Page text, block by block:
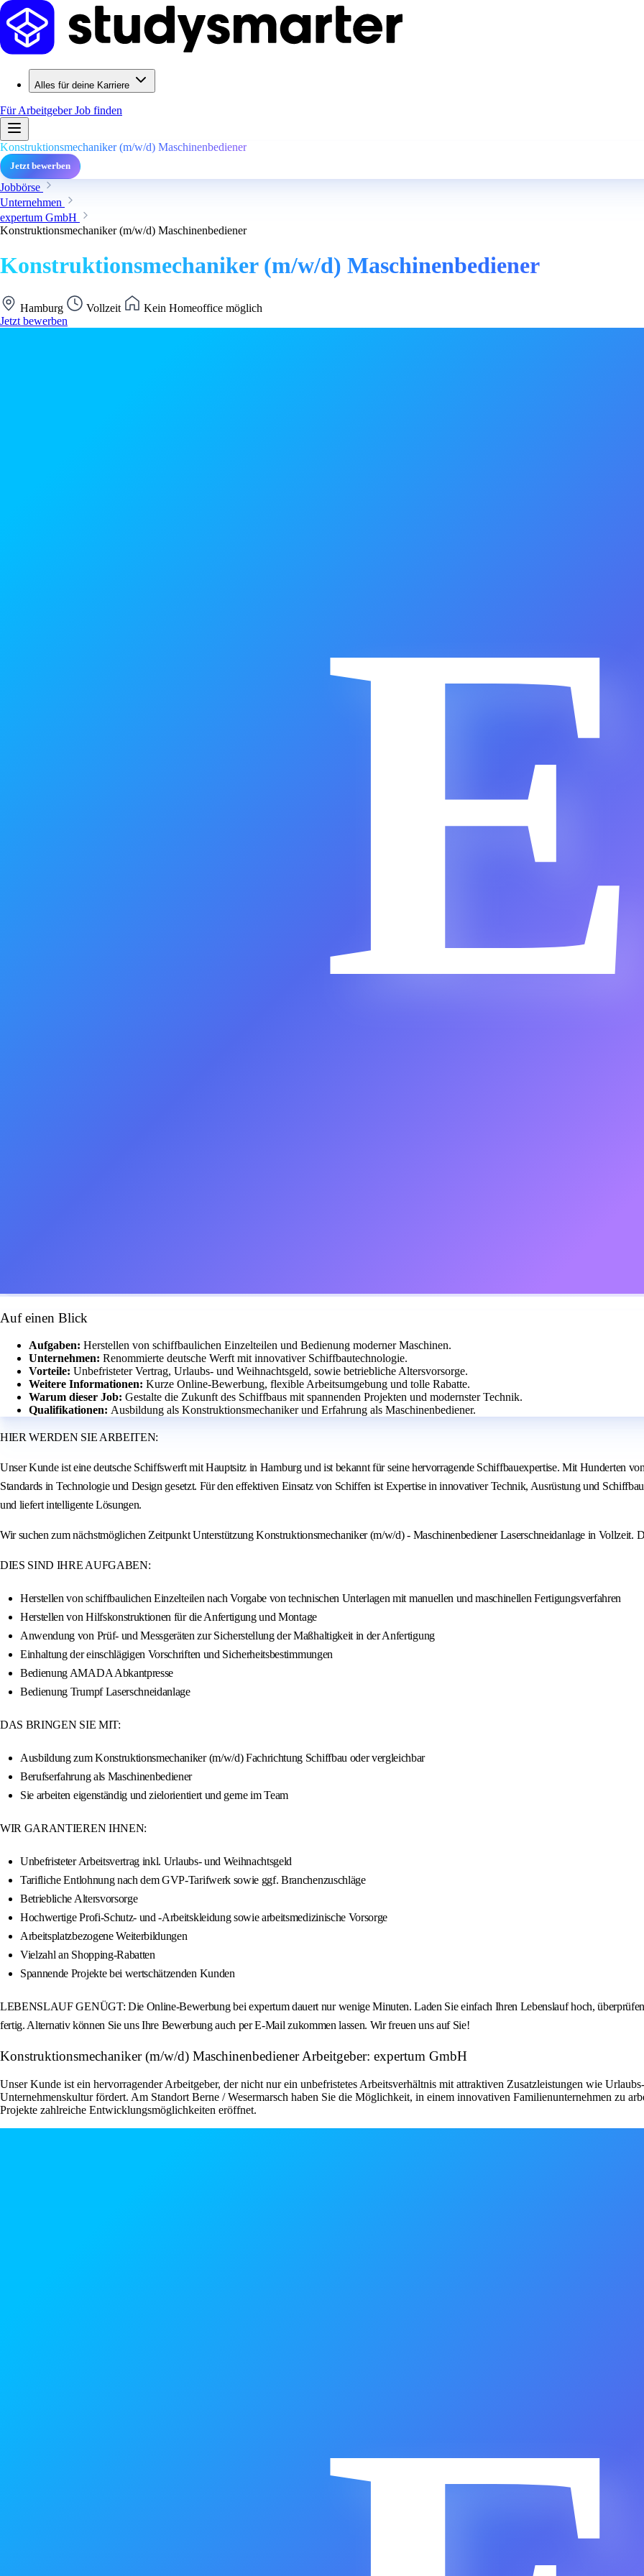
Alles für deine Karriere
Für ArbeitgeberJob finden
Konstruktionsmechaniker (m/w/d) Maschinenbediener
Jetzt bewerben
Jobbörse
Unternehmen
expertum GmbH
Konstruktionsmechaniker (m/w/d) Maschinenbediener
Konstruktionsmechaniker (m/w/d) Maschinenbediener
Hamburg Vollzeit
Kein Homeoffice möglich
Jetzt bewerben
E
Auf einen Blick
Aufgaben: Herstellen von schiffbaulichen Einzelteilen und Bedienung moderner Maschinen.
Unternehmen: Renommierte deutsche Werft mit innovativer Schiffbautechnologie.
Vorteile: Unbefristeter Vertrag, Urlaubs- und Weihnachtsgeld, sowie betriebliche Altersvorsorge.
Weitere Informationen: Kurze Online-Bewerbung, flexible Arbeitsumgebung und tolle Rabatte.
Warum dieser Job: Gestalte die Zukunft des Schiffbaus mit spannenden Projekten und modernster Technik.
Qualifikationen: Ausbildung als Konstruktionsmechaniker und Erfahrung als Maschinenbediener.
HIER WERDEN SIE ARBEITEN:
Unser Kunde ist eine deutsche Schiffswerft mit Hauptsitz in Hamburg und ist bekannt für seine hervorragende Schiffbauexpertise. Mit Hunderten
Standards in Technologie und Design gesetzt. Für den effektiven Einsatz von Schiffen ist Expertise in innovativer Technik, Ausrüstung und
und liefert intelligente Lösungen.
Wir suchen zum nächstmöglichen Zeitpunkt Unterstützung Konstruktionsmechaniker (m/w/d) - Maschinenbediener Laserschneidanlage in
DIES SIND IHRE AUFGABEN:
Herstellen von schiffbaulichen Einzelteilen nach Vorgabe von technischen Unterlagen mit manuellen und maschinellen Fertigungsverfahren
Herstellen von Hilfskonstruktionen für die Anfertigung und Montage
Anwendung von Prüf- und Messgeräten zur Sicherstellung der Maßhaltigkeit in der Anfertigung
Einhaltung der einschlägigen Vorschriften und Sicherheitsbestimmungen
Bedienung AMADA Abkantpresse
Bedienung Trumpf Laserschneidanlage
DAS BRINGEN SIE MIT:
Ausbildung zum Konstruktionsmechaniker (m/w/d) Fachrichtung Schiffbau oder vergleichbar
Berufserfahrung als Maschinenbediener
Sie arbeiten eigenständig und zielorientiert und gerne im Team
WIR GARANTIEREN IHNEN:
Unbefristeter Arbeitsvertrag inkl. Urlaubs- und Weihnachtsgeld
Tarifliche Entlohnung nach dem GVP-Tarifwerk sowie ggf. Branchenzuschläge
Betriebliche Altersvorsorge
Hochwertige Profi-Schutz- und -Arbeitskleidung sowie arbeitsmedizinische Vorsorge
Arbeitsplatzbezogene Weiterbildungen
Vielzahl an Shopping-Rabatten
Spannende Projekte bei wertschätzenden Kunden
LEBENSLAUF GENÜGT: Die Online-Bewerbung bei expertum dauert nur wenige Minuten. Laden Sie einfach Ihren Lebenslauf hoch,
fertig. Alternativ können Sie uns Ihre Bewerbung auch per E-Mail zukommen lassen. Wir freuen uns auf Sie!
Konstruktionsmechaniker (m/w/d) Maschinenbediener Arbeitgeber: expertum GmbH
Unser Kunde ist ein hervorragender Arbeitgeber, der nicht nur ein unbefristetes Arbeitsverhältnis mit attraktiven Zusatzleistungen wie
Unternehmenskultur fördert. Am Standort Berne / Wesermarsch haben Sie die Möglichkeit, in einem innovativen Familienunternehmen zu
Projekte zahlreiche Entwicklungsmöglichkeiten eröffnet.